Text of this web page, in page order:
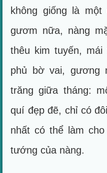
không giống là
gươm nữa, nàng
thêu kim tuyến,
phủ bờ vai, gương
trăng giữa tháng:
quí đẹp đẽ, chỉ có
nhất có thể làm
tướng của nàng.